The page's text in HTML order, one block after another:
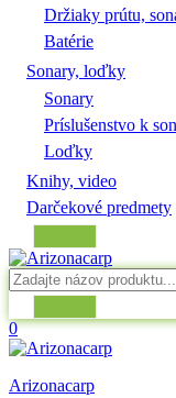
Držiaky prútu,
Batérie
Sonary, loďky
Sonary
Príslušenstvo k
Loďky
Knihy, video
Darčekové predmety
0
Arizonacarp